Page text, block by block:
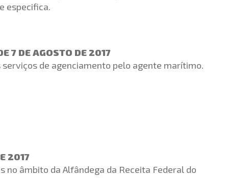
especifica.
7 DE AGOSTO DE 2017
de agenciamento pelo agente marítimo.
2017
no âmbito da Alfândega da Receita Federal do